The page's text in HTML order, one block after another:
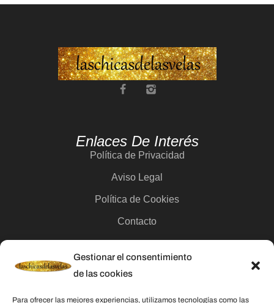
Gestionar el consentimiento
de las cookies
Para ofrecer las mejores experiencias, utilizamos tecnologías como las
Enlaces De Interés
Política de Privacidad
Aviso Legal
Política de Cookies
Contacto
Categorías
Velas